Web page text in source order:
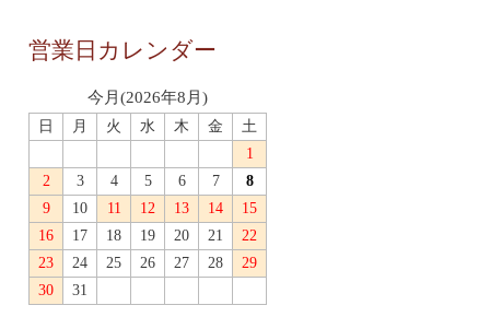
営業日カレンダー
今月(2026年8月)
日 月 火 水 木 金
土
1
2
3 4 5 6 7
8
9
10 11 12 13 14
15
16
17 18 19 20 21
22
23
24 25 26 27 28
29
30
31